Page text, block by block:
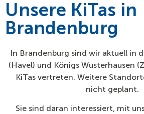
Unsere KiTas in
Brandenburg
In Brandenburg sind wir aktuell in
(Havel) und Königs Wusterhausen
KiTas vertreten. Weitere
nicht geplant.
Sie sind daran interessiert, mit